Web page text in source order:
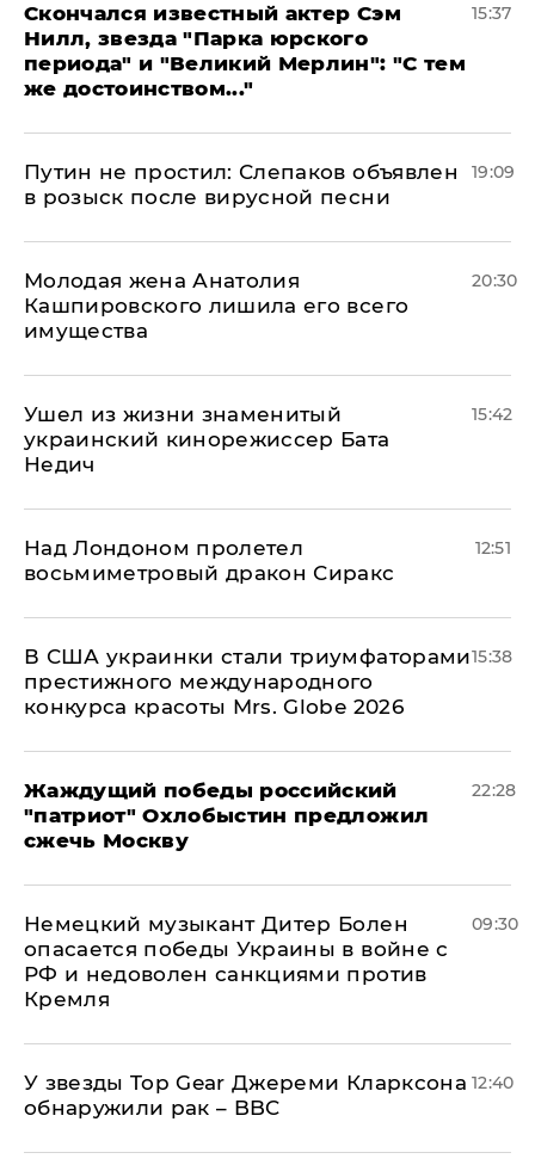
Скончался известный актер Сэм
Нилл, звезда "Парка юрского
периода" и "Великий Мерлин": "С тем
же достоинством..."
15:37
Путин не простил: Слепаков объявлен
в розыск после вирусной песни
19:09
Молодая жена Анатолия
Кашпировского лишила его всего
имущества
20:30
Ушел из жизни знаменитый
украинский кинорежиссер Бата
Недич
15:42
Над Лондоном пролетел
восьмиметровый дракон Сиракс
12:51
В США украинки стали триумфаторами
престижного международного
конкурса красоты Mrs. Globe 2026
15:38
Жаждущий победы российский
"патриот" Охлобыстин предложил
сжечь Москву
22:28
Немецкий музыкант Дитер Болен
опасается победы Украины в войне с
РФ и недоволен санкциями против
Кремля
09:30
У звезды Top Gear Джереми Кларксона
обнаружили рак – BBC
12:40